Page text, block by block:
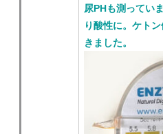
尿PHも測ってい
り酸性に。ケト
きました。